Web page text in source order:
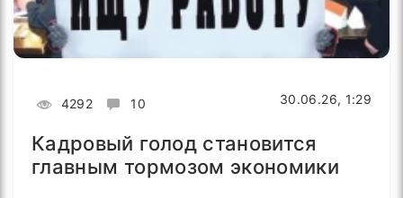
4292 10 30.06.26, 1:29
Кадровый голод становится
главным тормозом экономики